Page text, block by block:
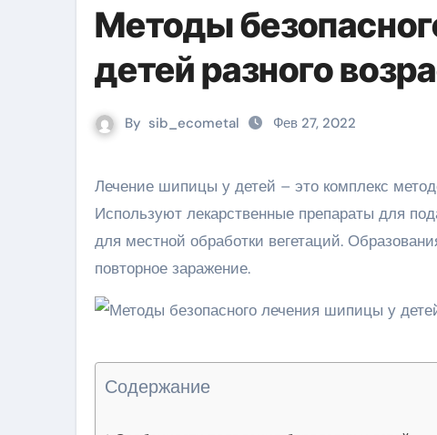
Методы
детей разного
By sib_ecometal Фев 27, 2022
Лечение шипицы у детей – это комплекс методов для устранения бородавки и причин ее появления.
Используют лекарственные препараты для
для местной обработки вегетаций.
повторное заражение.
Содержание